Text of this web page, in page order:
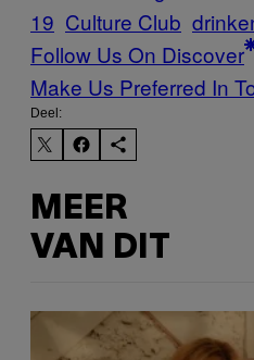
19 Culture Club
Follow Us On Discover
Make Us Preferred In
Deel:
MEER
VAN DIT